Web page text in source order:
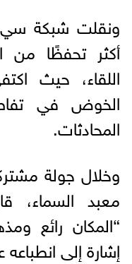
ونقلت شبكة سي
أكثر تحفظًا من
اللقاء، حيث
الخوض في
المحادثات.
وخلال جولة
معبد السماء،
“المكان رائع
إشارة إلى انطباعه